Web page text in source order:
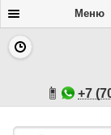
Меню
+7